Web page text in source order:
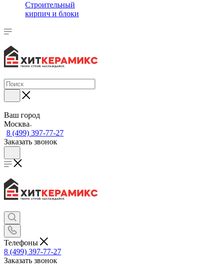
Строительный
кирпич и блоки
Ваш город
Москва
8 (499) 397-77-27
Заказать звонок
Телефоны
8 (499) 397-77-27
Заказать звонок